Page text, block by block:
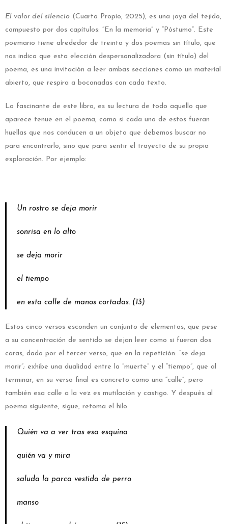
El valor del silencio (Cuarto Propio, 2025), es una joya del tejido,
compuesto por dos capítulos: “En la memoria” y “Póstumo”. Este
poemario tiene alrededor de treinta y dos poemas sin título, que
nos indica que esta elección despersonalizadora (sin título) del
poema, es una invitación a leer ambas secciones como un material
abierto, que respira a bocanadas con cada texto.
Lo fascinante de este libro, es su lectura de todo aquello que
aparece tenue en el poema, como si cada uno de estos fueran
huellas que nos conducen a un objeto que debemos buscar no
para encontrarlo, sino que para sentir el trayecto de su propia
exploración. Por ejemplo:
Un rostro se deja morir
sonrisa en lo alto
se deja morir
el tiempo
en esta calle de manos cortadas. (13)
Estos cinco versos esconden un conjunto de elementos, que pese
a su concentración de sentido se dejan leer como si fueran dos
caras, dado por el tercer verso, que en la repetición: “se deja
morir”; exhibe una dualidad entre la “muerte” y el “tiempo”, que al
terminar, en su verso final es concreto como una “calle”, pero
también esa calle a la vez es mutilación y castigo. Y después al
poema siguiente, sigue, retoma el hilo:
Quién va a ver tras esa esquina
quién va y mira
saluda la parca vestida de perro
manso